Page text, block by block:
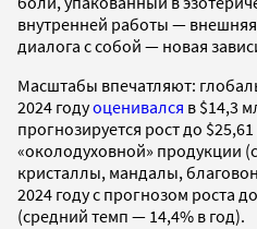
внутренней работы —
диалога с собой — новая
Масштабы впечатляют:
2024 годуоценивался в $14,3
прогнозируется рост до
«околодуховной» продукции
кристаллы, мандалы,
2024 году с прогнозом роста
(средний темп — 14,4% в год).